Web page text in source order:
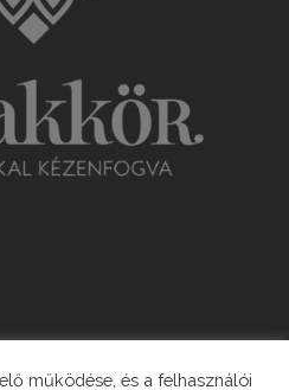
működése, és a felhasználói